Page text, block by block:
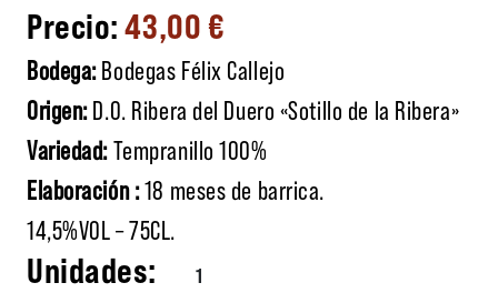
43,00€
Bodega:Bodegas Félix Callejo
Origen:D.O. Ribera del Duero «Sotillo de la Ribera»
Variedad:Tempranillo 100%
Elaboración :18 meses de barrica.
14,5%VOL – 75CL.
Majuelos de Callejo cantidad